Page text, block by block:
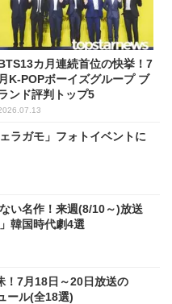
カ月連続首位の快挙！7
月K-POPボーイズグループ ブ
ンド評判トップ5
ラガモ」フォトイベントに
い名作！来週(8/10～)放送
韓国時代劇4選
！7月18日～20日放送の
ール(全18選)